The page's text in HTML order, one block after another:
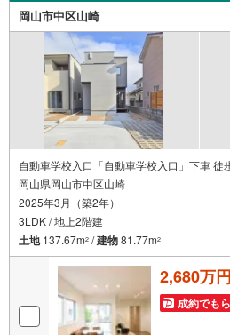
岡山市中区山崎
自動車学校入口「自動車学校入口」下車 徒
岡山県岡山市中区山崎
2025年3月（築2年）
3LDK / 地上2階建
土地137.67m2 /建物81.77m2
2,680万円
成約でも